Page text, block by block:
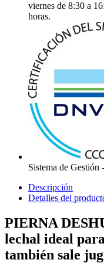
viernes de 8:30 a
horas.
Sistema de Gestión
Descripción
Detalles del
PIERNA
lechal ideal
también sale